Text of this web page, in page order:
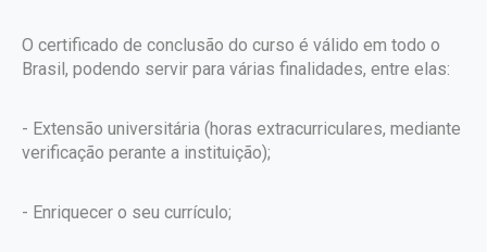
O certificado de conclusão do curso é válido em todo o
Brasil, podendo servir para várias finalidades, entre elas:
- Extensão universitária (horas extracurriculares, mediante
verificação perante a instituição);
- Enriquecer o seu currículo;